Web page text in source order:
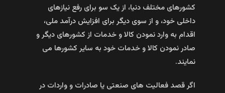
کشورهای مختلف دنیا، از یک سو برای رفع نیازهای
داخلی خود، و از سوی دیگر برای افزایش درآمد ملی،
اقدام به وارد نمودن کالا و خدمات از کشورهای دیگر و
صادر نمودن کالا و خدمات خود به سایر کشورها می
نمایند.
اگر قصد فعالیت های صنعتی یا صادرات و واردات در